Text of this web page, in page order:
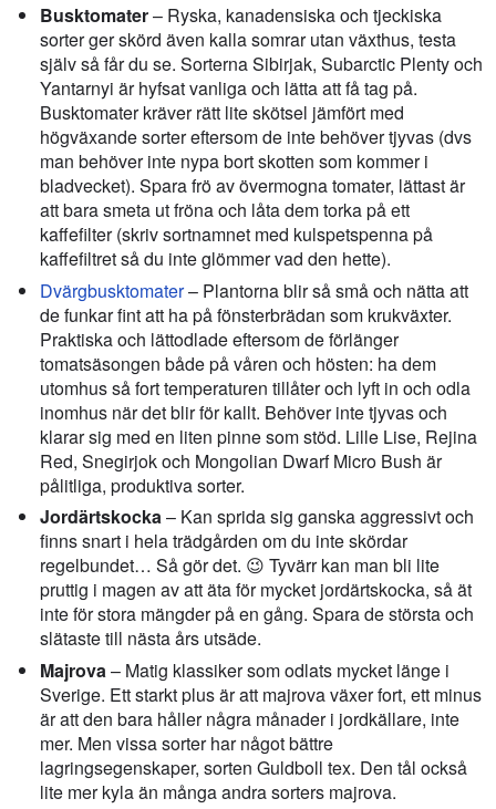
Busktomater– Ryska, kanadensiska och tjeckiska
sorter ger skörd även kalla somrar utan växthus, testa
själv så får du se. Sorterna Sibirjak, Subarctic Plenty och
Yantarnyi är hyfsat vanliga och lätta att få tag på.
Busktomater kräver rätt lite skötsel jämfört med
högväxande sorter eftersom de inte behöver tjyvas (dvs
man behöver inte nypa bort skotten som kommer i
bladvecket). Spara frö av övermogna tomater, lättast är
att bara smeta ut fröna och låta dem torka på ett
kaffefilter (skriv sortnamnet med kulspetspenna på
kaffefiltret så du inte glömmer vad den hette).
Dvärgbusktomater– Plantorna blir så små och nätta att
de funkar fint att ha på fönsterbrädan som krukväxter.
Praktiska och lättodlade eftersom de förlänger
tomatsäsongen både på våren och hösten: ha dem
utomhus så fort temperaturen tillåter och lyft in och odla
inomhus när det blir för kallt. Behöver inte tjyvas och
klarar sig med en liten pinne som stöd. Lille Lise, Rejina
Red, Snegirjok och Mongolian Dwarf Micro Bush är
pålitliga, produktiva sorter.
Jordärtskocka– Kan sprida sig ganska aggressivt och
finns snart i hela trädgården om du inte skördar
regelbundet… Så gör det. 😉 Tyvärr kan man bli lite
pruttig i magen av att äta för mycket jordärtskocka, så ät
inte för stora mängder på en gång. Spara de största och
slätaste till nästa års utsäde.
Majrova– Matig klassiker som odlats mycket länge i
Sverige. Ett starkt plus är att majrova växer fort, ett minus
är att den bara håller några månader i jordkällare, inte
mer. Men vissa sorter har något bättre
lagringsegenskaper, sorten Guldboll tex. Den tål också
lite mer kyla än många andra sorters majrova.